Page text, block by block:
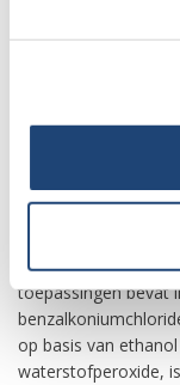
zwembaden,
ingrediënt bij
toepassingen bevat
op basis van
waterstofperoxide,